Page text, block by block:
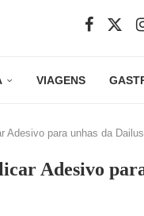
VIAGENS
Adesivo para unhas da Dailus
Adesivo